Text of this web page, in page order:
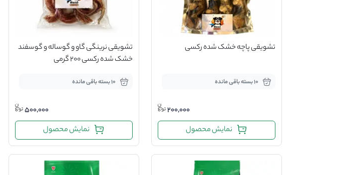
تشویقی پاچه خشک شده رکسی
10 بسته باقی مانده
200,000
نمایش محصول
تشویقی نرینگی گاو و گوساله و گوسفند
خشک شده رکسی 200 گرمی
10 بسته باقی مانده
500,000
نمایش محصول